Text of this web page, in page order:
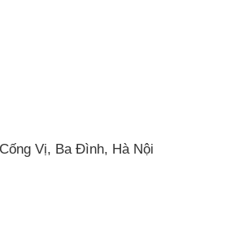
Vị, Ba Đình, Hà Nội